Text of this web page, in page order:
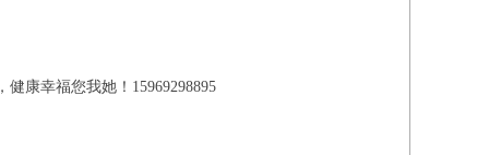
康幸福您我她！15969298895